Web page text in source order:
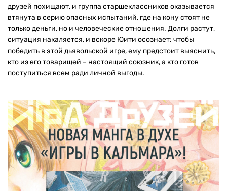
друзей похищают, и группа старшеклассников оказывается
втянута в серию опасных испытаний, где на кону стоят не
только деньги, но и человеческие отношения. Долги растут,
ситуация накаляется, и вскоре Юити осознает: чтобы
победить в этой дьявольской игре, ему предстоит выяснить,
кто из его товарищей – настоящий союзник, а кто готов
поступиться всем ради личной выгоды.